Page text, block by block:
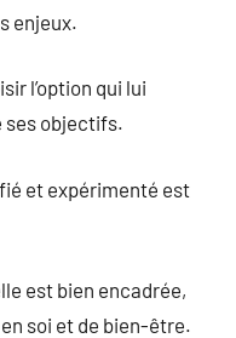
enjeux.
l’option qui lui
ses objectifs.
et expérimenté est
est bien encadrée,
soi et de bien-être.